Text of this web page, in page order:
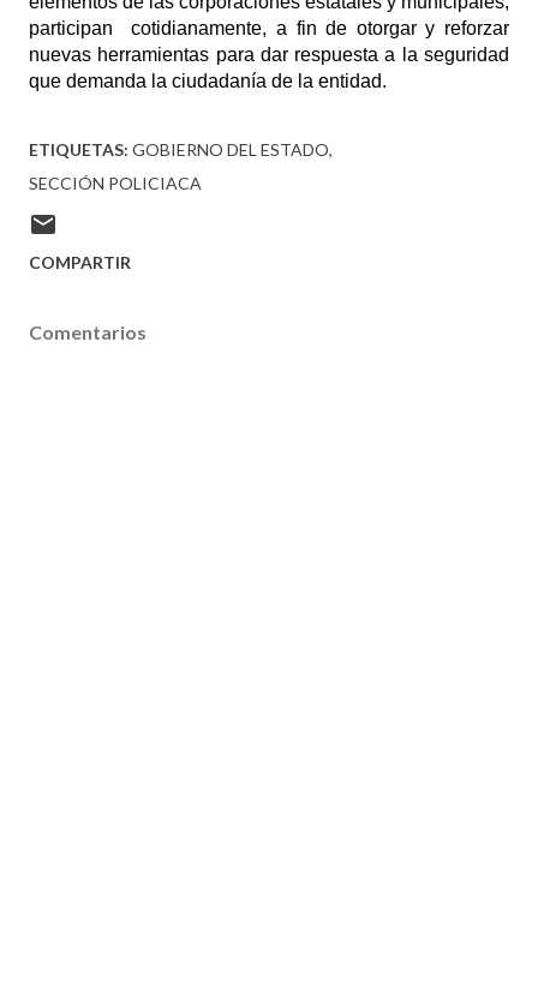
participan cotidianamente, a fin de otorgar y reforzar
nuevas herramientas para dar respuesta a la seguridad
que demanda la ciudadanía de la entidad.
ETIQUETAS: GOBIERNO DEL ESTADO
SECCIÓN POLICIACA
COMPARTIR
Comentarios